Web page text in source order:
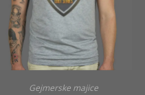
Gejmerske majice